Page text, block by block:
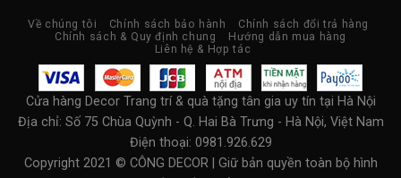
Về chúng tôi Chính sách bảo hành
Chính sách đổi trả hàng
Chính sách & Quy định chung
Hướng dẫn mua hàng
Liên hệ & Hợp tác
Cửa hàng Decor Trang trí & quà tặng tân gia uy tín tại Hà Nội
Địa chỉ: Số 75 Chùa Quỳnh - Q. Hai Bà Trưng - Hà Nội, Việt Nam
Điện thoại: 0981.926.629
Copyright 2021 © CÔNG DECOR | Giữ bản quyền toàn bộ hình